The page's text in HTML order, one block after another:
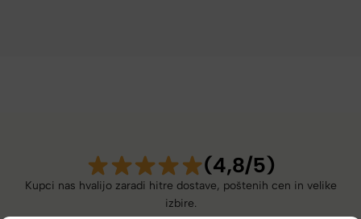
(4,8/5)
Kupci nas hvalijo zaradi hitre dostave, poštenih cen in velike
izbire.